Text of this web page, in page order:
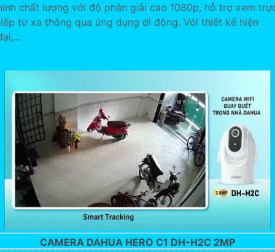
chất lượng với độ phân giải cao 1080p, hỗ trợ xem
từ xa thông qua ứng dụng di động. Với thiết kế hiện
CAMERA DAHUA HERO C1 DH-H2C 2MP